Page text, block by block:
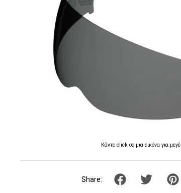
Κάντε click σε μια εικόνα για
Share: